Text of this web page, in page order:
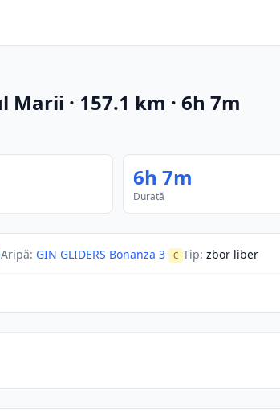
Marii · 157.1 km · 6h 7m
6h 7m
Durată
Aripă: GIN GLIDERS Bonanza 3 C Tip: zbor liber